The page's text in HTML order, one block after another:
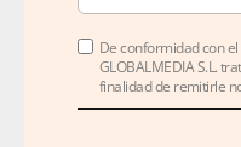
De conformidad con el
GLOBALMEDIA S.L.
finalidad de remitirle